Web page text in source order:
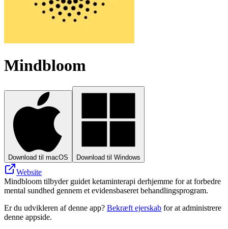
Mindbloom
Download til macOS Download til Windows
Website
Mindbloom tilbyder guidet ketaminterapi derhjemme for at forbedre
mental sundhed gennem et evidensbaseret behandlingsprogram.
Er du udvikleren af denne app? Bekræft ejerskab for at administrere
denne appside.